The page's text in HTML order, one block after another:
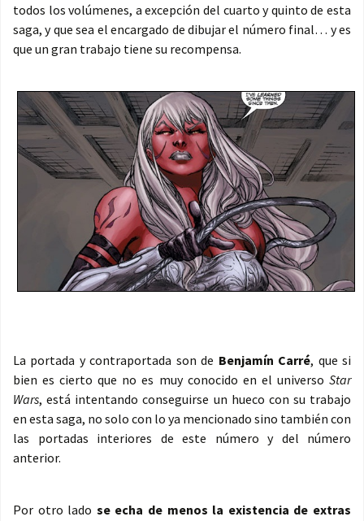
todos los volúmenes, a excepción del cuarto y quinto de esta
saga, y que sea el encargado de dibujar el número final… y es
que un gran trabajo tiene su recompensa.
La portada y contraportada son de Benjamín Carré, que si
bien es cierto que no es muy conocido en el universo Star
Wars, está intentando conseguirse un hueco con su trabajo
en esta saga, no solo con lo ya mencionado sino también con
las portadas interiores de este número y del número
anterior.
Por otro lado se echa de menos la existencia de extras